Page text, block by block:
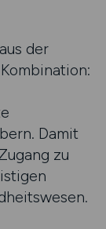
der
Damit
zu